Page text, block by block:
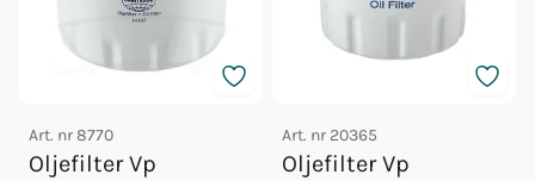
Art. nr8770
Oljefilter Vp
Art. nr 20365
Oljefilter Vp